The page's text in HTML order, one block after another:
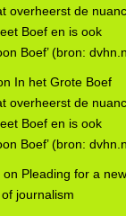
overheerst de
Boef en is ook
Boef’ (bron:
In het Grote Boef
overheerst de
Boef en is ook
Boef’ (bron:
on Pleading for a new
journalism